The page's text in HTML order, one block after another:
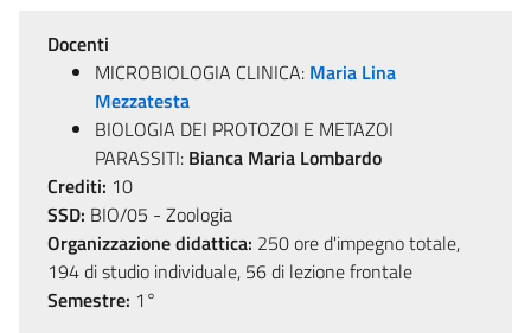
Docenti
MICROBIOLOGIA CLINICA: Maria Lina
Mezzatesta
BIOLOGIA DEI PROTOZOI E METAZOI
PARASSITI: Bianca Maria Lombardo
Crediti: 10
SSD: BIO/05 - Zoologia
Organizzazione didattica: 250 ore d'impegno totale,
194 di studio individuale, 56 di lezione frontale
Semestre: 1°